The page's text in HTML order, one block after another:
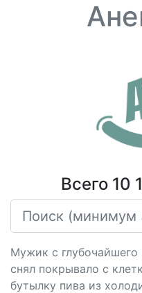
Всего 10
Мужик с глубочайшего
снял покрывало с
бутылку пива из